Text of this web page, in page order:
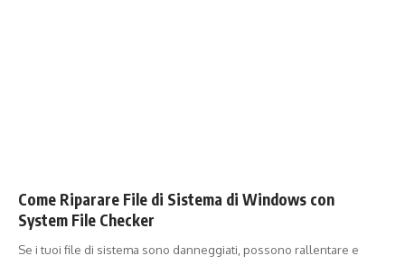
Come Riparare File di Sistema di Windows con
System File Checker
Se i tuoi file di sistema sono danneggiati, possono rallentare e